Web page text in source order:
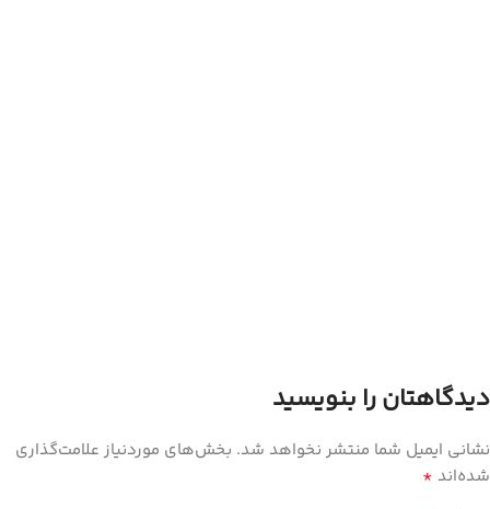
دیدگاهتان را بنویسید
نشانی ایمیل شما منتشر نخواهد شد. بخش‌های موردنیاز علامت‌گذاری
شده‌اند *